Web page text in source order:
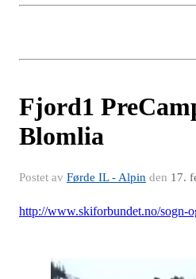
Fjord1
Blomlia
Postet av Førde IL - Alpin den 17.
http://www.skiforbundet.no/sogn-